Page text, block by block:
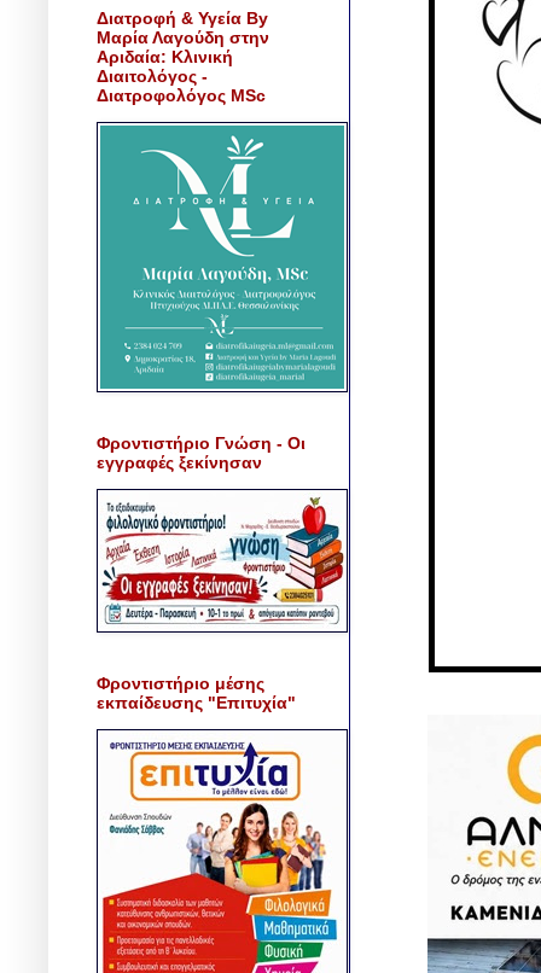
Διατροφή & Υγεία By
Μαρία Λαγούδη στην
Αριδαία: Κλινική
Διαιτολόγος -
Διατροφολόγος MSc
Φροντιστήριο Γνώση - Οι
εγγραφές ξεκίνησαν
Φροντιστήριο μέσης
εκπαίδευσης "Επιτυχία"